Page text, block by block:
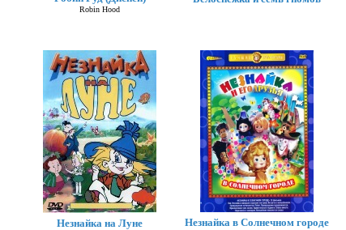
Robin Hood
Незнайка на Луне Незнайка в Солнечном городе